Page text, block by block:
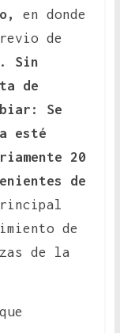
en donde
de
. Sin
de
Se
esté
20
de
de
de la